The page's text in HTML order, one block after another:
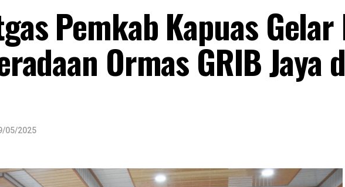
Pemkab Kapuas
Ormas GRIB Jaya
05/2025